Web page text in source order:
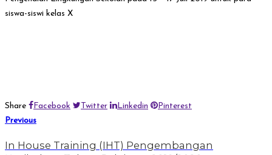
siswa-siswi kelas X
Share Facebook Twitter Linkedin
Pinterest
Previous
In House Training (IHT) Pengembangan